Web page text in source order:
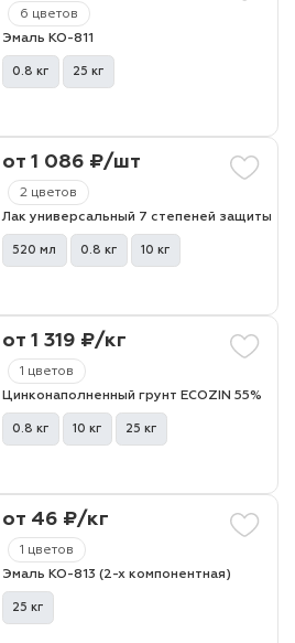
6 цветов
Эмаль КО-811
0.8 кг 25 кг
2 цветов
от 1 086 ₽/шт
Лак универсальный 7 степеней защиты
520 мл 0.8 кг 10 кг
1 цветов
от 1 319 ₽/кг
Цинконаполненный грунт ECOZIN 55%
0.8 кг 10 кг 25 кг
1 цветов
от 46 ₽/кг
Эмаль КО-813 (2-х компонентная)
25 кг